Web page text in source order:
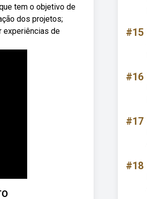
tem o objetivo de
dos projetos;
experiências de
#15
#16
#17
#18